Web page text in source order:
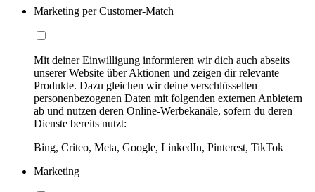
Marketing per Customer-Match
Mit deiner Einwilligung informieren wir dich auch abseits
unserer Website über Aktionen und zeigen dir relevante
Produkte. Dazu gleichen wir deine verschlüsselten
personenbezogenen Daten mit folgenden externen Anbietern
ab und nutzen deren Online-Werbekanäle, sofern du deren
Dienste bereits nutzt:
Bing, Criteo, Meta, Google, LinkedIn, Pinterest, TikTok
Marketing